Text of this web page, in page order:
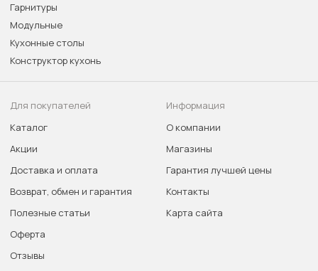
Гарнитуры
Модульные
Кухонные столы
Конструктор кухонь
Для покупателей
Каталог
Акции
Доставка и оплата
Возврат, обмен и гарантия
Полезные статьи
Оферта
Отзывы
Информация
О компании
Магазины
Гарантия лучшей цены
Контакты
Карта сайта